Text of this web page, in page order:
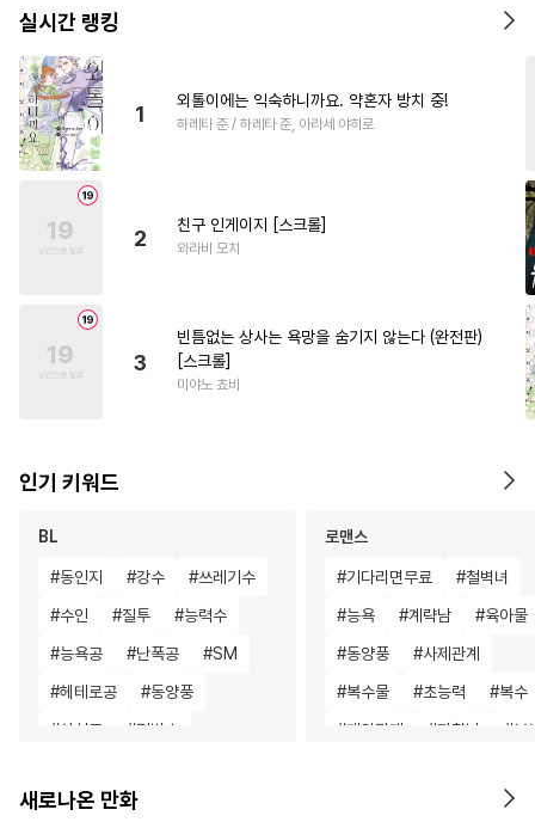
실시간 랭킹
1
외톨이에는 익숙하니까요. 약혼자 방치 중!
하레타 준 / 하레타 준, 아라세 야히로
2
친구 인게이지 [스크롤]
와라비 모치
3
빈틈없는 상사는 욕망을 숨기지 않는다 (완전판)
[스크롤]
미야노 쵸비
인기 키워드
BL
#동인지 #강수 #쓰레기수
#수인 #질투 #능력수
#능욕공 #난폭공 #SM
#헤테로공 #동양풍
#상처공 #평범수
#까칠공 #철벽수
로맨스
#기다리면무료 #철벽녀
#능욕 #계략남 #육아물
#동양풍 #사제관계
#복수물 #초능력 #복수
#계약관계 #까칠남 #부
새로나온 만화